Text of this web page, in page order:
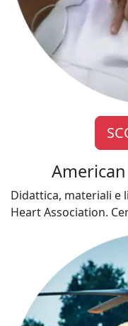
Didattica, materiali e
Heart Association.